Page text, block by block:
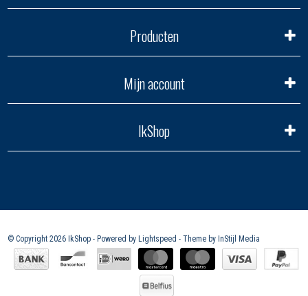
Producten
Mijn account
IkShop
© Copyright 2026 IkShop - Powered by Lightspeed - Theme by InStijl Media